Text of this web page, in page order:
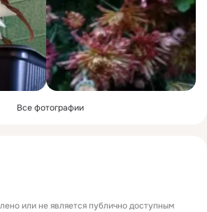
Все фотографии
или не является публично доступным